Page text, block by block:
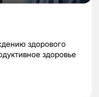
здорового
здоровье